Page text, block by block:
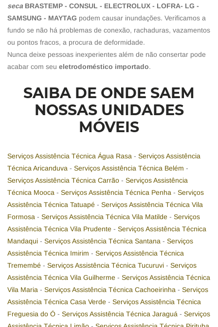
seca BRASTEMP - CONSUL - ELECTROLUX - LOFRA- LG -
SAMSUNG - MAYTAG podem causar inundações. Verificamos a
fundo se não há problemas de conexão, rachaduras, vazamentos
ou pontos fracos, a procura de deformidade.
Nunca deixe pessoas inexperientes além de não consertar pode
acabar com seu eletrodoméstico importado.
SAIBA DE ONDE SAEM
NOSSAS UNIDADES
MÓVEIS
Serviços Assistência Técnica Água Rasa - Serviços Assistência
Técnica Aricanduva - Serviços Assistência Técnica Belém -
Serviços Assistência Técnica Carrão - Serviços Assistência
Técnica Mooca - Serviços Assistência Técnica Penha - Serviços
Assistência Técnica Tatuapé - Serviços Assistência Técnica Vila
Formosa - Serviços Assistência Técnica Vila Matilde - Serviços
Assistência Técnica Vila Prudente - Serviços Assistência Técnica
Mandaqui - Serviços Assistência Técnica Santana - Serviços
Assistência Técnica Imirim - Serviços Assistência Técnica
Tremembé - Serviços Assistência Técnica Tucuruvi - Serviços
Assistência Técnica Vila Guilherme - Serviços Assistência Técnica
Vila Maria - Serviços Assistência Técnica Cachoeirinha - Serviços
Assistência Técnica Casa Verde - Serviços Assistência Técnica
Freguesia do Ó - Serviços Assistência Técnica Jaraguá - Serviços